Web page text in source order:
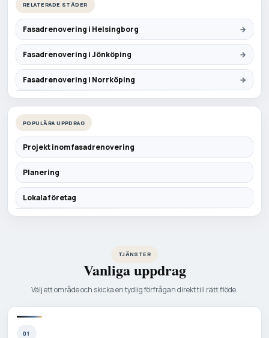
RELATERADE STÄDER
Fasadrenovering i Helsingborg
Fasadrenovering i Jönköping
Fasadrenovering i Norrköping
POPULÄRA UPPDRAG
Projekt inom fasadrenovering
Planering
Lokala företag
TJÄNSTER
Vanliga uppdrag
Välj ett område och skicka en tydlig förfrågan direkt till rätt flöde.
01